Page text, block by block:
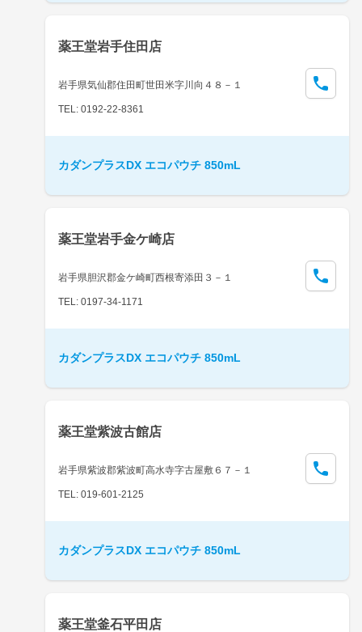
薬王堂岩手住田店
岩手県気仙郡住田町世田米字川向４８－１
TEL: 0192-22-8361
カダンプラスDX エコパウチ 850mL
薬王堂岩手金ケ崎店
岩手県胆沢郡金ケ崎町西根寄添田３－１
TEL: 0197-34-1171
カダンプラスDX エコパウチ 850mL
薬王堂紫波古館店
岩手県紫波郡紫波町高水寺字古屋敷６７－１
TEL: 019-601-2125
カダンプラスDX エコパウチ 850mL
薬王堂釜石平田店